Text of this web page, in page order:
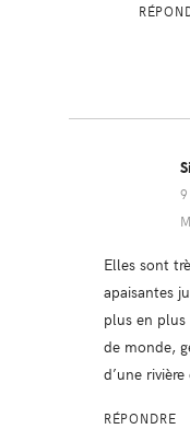
Elles sont
apaisantes
plus en
de monde,
d’une
RÉPONDRE